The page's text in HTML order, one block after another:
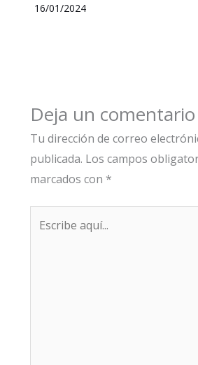
16/01/2024
Deja un comentario
Tu dirección de correo
publicada. Los campos
marcados con *